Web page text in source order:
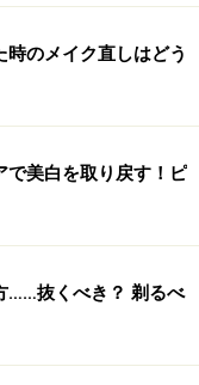
のメイク直しはどう
で美白を取り戻す！ピ
……抜くべき？ 剃るべ